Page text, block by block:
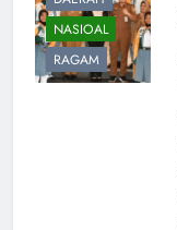
NASIOAL
RAGAM